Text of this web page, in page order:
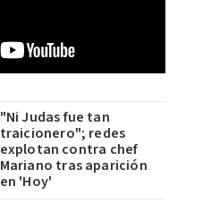
"Ni Judas fue tan
traicionero"; redes
explotan contra chef
Mariano tras aparición
en 'Hoy'